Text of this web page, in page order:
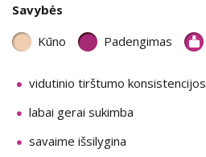
Savybės
Kūno Padengimas
vidutinio tirštumo konsistencijos
labai gerai sukimba
savaime išsilygina